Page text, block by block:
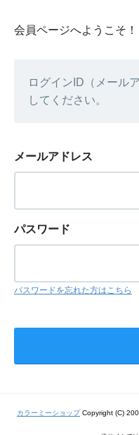
会員ページへようこそ！
ログインID（メール
してください。
メールアドレス
パスワード
パスワードを忘れた方はこちら
カラーミーショップCopyright (C)